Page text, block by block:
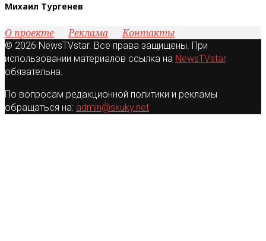
Михаил Тургенев
О проекте Реклама Контакты
© 2026 NewsTVstar. Все права защищены. При
использовании материалов ссылка на NewsTVstar
обязательна.
По вопросам редакционной политики и рекламы
обращаться на: admin@skuky.net